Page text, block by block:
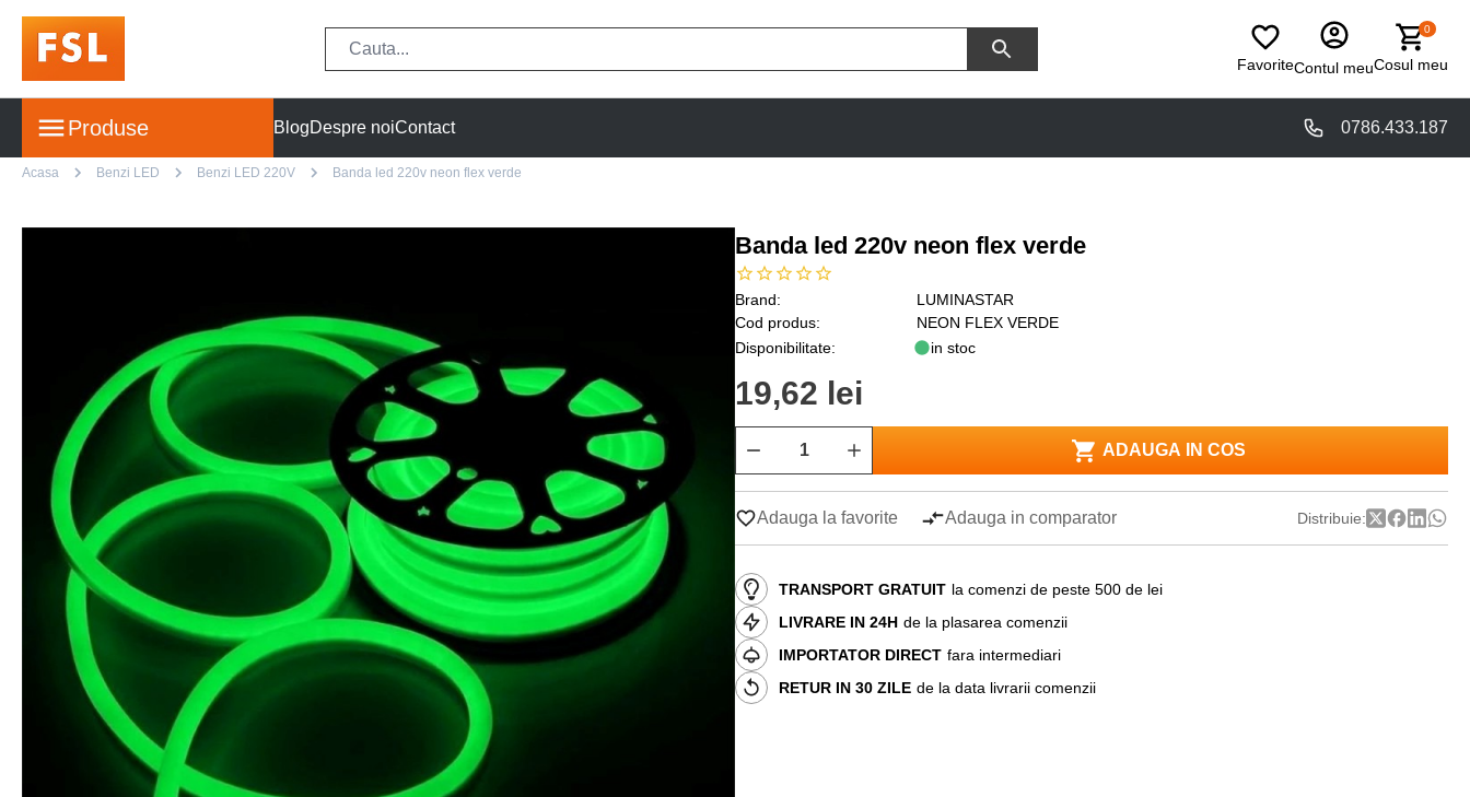
FavoriteContul meu
0
Cosul meu
Produse BlogDespre noiContact 0786.433.187
Acasa Benzi LED Benzi LED 220V Banda led 220v neon flex verde
Banda led 220v neon flex verde
Brand:
LUMINASTAR
Cod produs:
NEON FLEX VERDE
Disponibilitate:
in stoc
19,62 lei
ADAUGA IN COS
Adauga la favorite Adauga in comparator Distribuie:
TRANSPORT GRATUIT la comenzi de peste 500 de lei
LIVRARE IN 24H de la plasarea comenzii
IMPORTATOR DIRECT fara intermediari
RETUR IN 30 ZILE de la data livrarii comenzii